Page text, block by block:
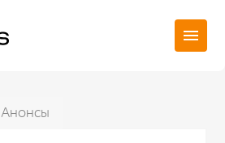
Анонсы